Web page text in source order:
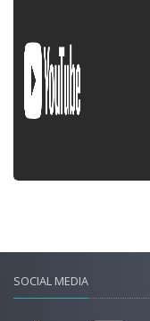
SOCIAL MEDIA